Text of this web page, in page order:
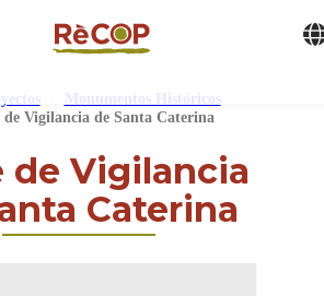
Monumentos Históricos
de Vigilancia de Santa Caterina
de Vigilancia
Caterina